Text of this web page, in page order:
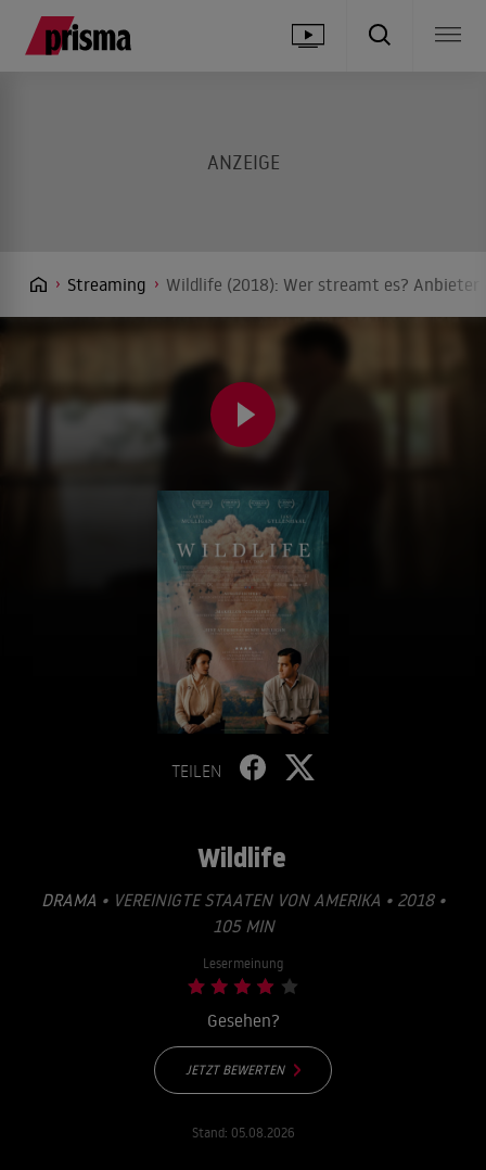
Streaming Wildlife (2018): Wer streamt es? Anbieter
TEILEN
Wildlife
DRAMA • VEREINIGTE STAATEN VON AMERIKA • 2018 •
105 MIN
Lesermeinung
Gesehen?
JETZT BEWERTEN
Stand: 05.08.2026